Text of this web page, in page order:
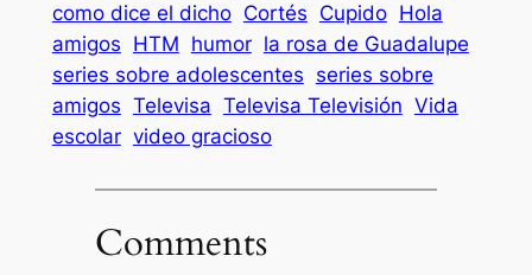
como dice el dicho Cortés Cupido Hola
amigos HTM humor la rosa de Guadalupe
series sobre adolescentes series sobre
amigos Televisa Televisa Televisión Vida
escolar video gracioso
Comments